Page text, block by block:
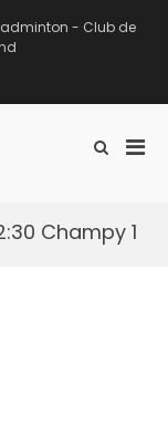
- Club de
Afficher
recherche
Champy 1